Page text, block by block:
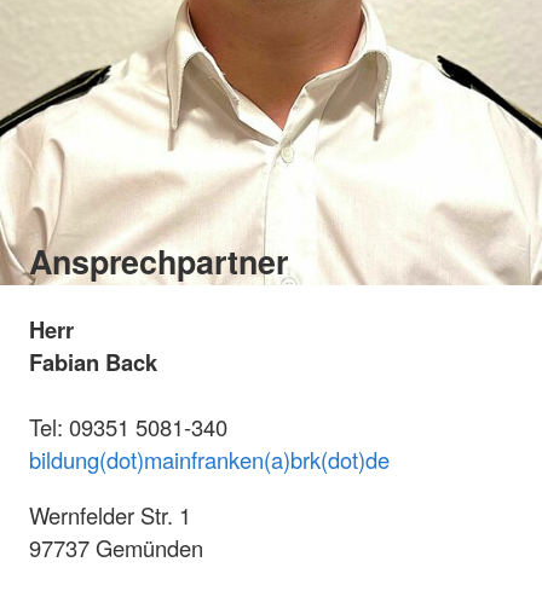
Ansprechpartner
Herr
Fabian Back
Tel: 09351 5081-340
bildung(dot)mainfranken(a)brk(dot)de
Wernfelder Str. 1
97737 Gemünden